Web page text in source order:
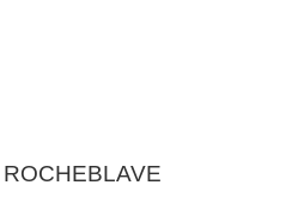
ROCHEBLAVE